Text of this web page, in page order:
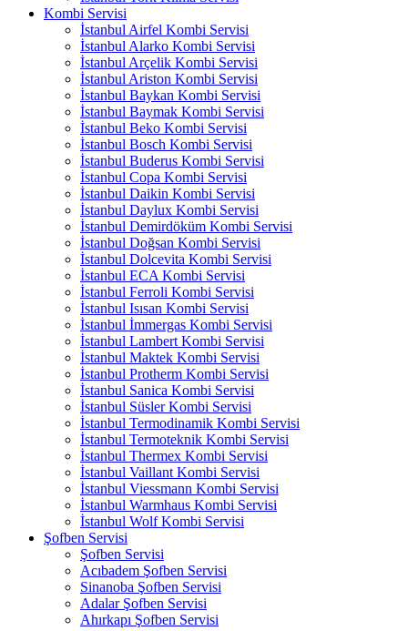
Kombi Servisi
İstanbul Airfel Kombi Servisi
İstanbul Alarko Kombi Servisi
İstanbul Arçelik Kombi Servisi
İstanbul Ariston Kombi Servisi
İstanbul Baykan Kombi Servisi
İstanbul Baymak Kombi Servisi
İstanbul Beko Kombi Servisi
İstanbul Bosch Kombi Servisi
İstanbul Buderus Kombi Servisi
İstanbul Copa Kombi Servisi
İstanbul Daikin Kombi Servisi
İstanbul Daylux Kombi Servisi
İstanbul Demirdöküm Kombi Servisi
İstanbul Doğsan Kombi Servisi
İstanbul Dolcevita Kombi Servisi
İstanbul ECA Kombi Servisi
İstanbul Ferroli Kombi Servisi
İstanbul Isısan Kombi Servisi
İstanbul İmmergas Kombi Servisi
İstanbul Lambert Kombi Servisi
İstanbul Maktek Kombi Servisi
İstanbul Protherm Kombi Servisi
İstanbul Sanica Kombi Servisi
İstanbul Süsler Kombi Servisi
İstanbul Termodinamik Kombi Servisi
İstanbul Termoteknik Kombi Servisi
İstanbul Thermex Kombi Servisi
İstanbul Vaillant Kombi Servisi
İstanbul Viessmann Kombi Servisi
İstanbul Warmhaus Kombi Servisi
İstanbul Wolf Kombi Servisi
Şofben Servisi
Şofben Servisi
Acıbadem Şofben Servisi
Sinanoba Şofben Servisi
Adalar Şofben Servisi
Ahırkapı Şofben Servisi